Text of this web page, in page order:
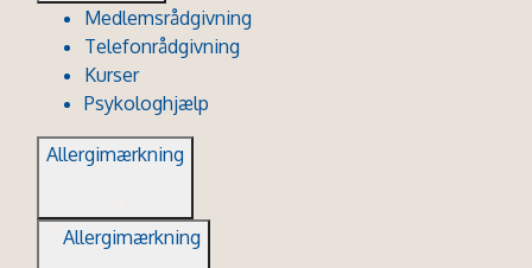
Medlemsrådgivning
Telefonrådgivning
Kurser
Psykologhjælp
Allergimærkning
Allergimærkning